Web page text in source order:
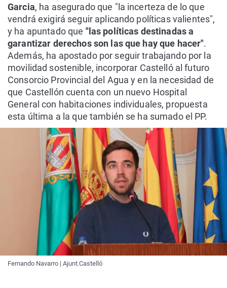
Garcia, ha asegurado que "la incerteza de lo que
vendrá exigirá seguir aplicando políticas valientes",
y ha apuntado que "las políticas destinadas a
garantizar derechos son las que hay que hacer".
Además, ha apostado por seguir trabajando por la
movilidad sostenible, incorporar Castelló al futuro
Consorcio Provincial del Agua y en la necesidad de
que Castellón cuenta con un nuevo Hospital
General con habitaciones individuales, propuesta
esta última a la que también se ha sumado el PP.
Fernando Navarro | Ajunt.Castelló